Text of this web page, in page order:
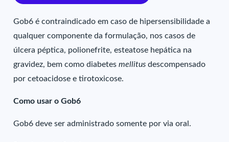
Gob6 é contraindicado em caso de hipersensibilidade a
qualquer componente da formulação, nos casos de
úlcera péptica, polionefrite, esteatose hepática na
gravidez, bem como diabetesmellitusdescompensado
por cetoacidose e tirotoxicose.
Como usar o Gob6
Gob6 deve ser administrado somente por via oral.